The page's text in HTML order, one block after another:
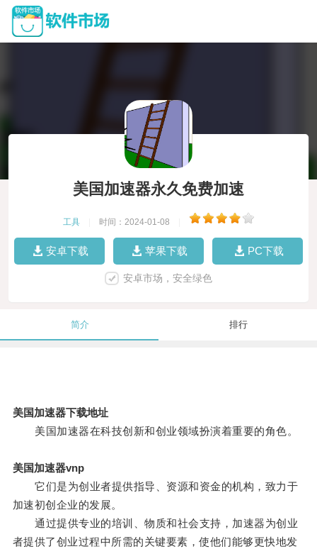
美国加速器永久免费加速
工具 时间：2024-01-08
安卓下载 苹果下载 PC下载
安卓市场，安全绿色
简介 排行
美国加速器下载地址
美国加速器在科技创新和创业领域扮演着重要的角色。
美国加速器vnp
它们是为创业者提供指导、资源和资金的机构，致力于
加速初创企业的发展。
通过提供专业的培训、物质和社会支持，加速器为创业
者提供了创业过程中所需的关键要素，使他们能够更快地发